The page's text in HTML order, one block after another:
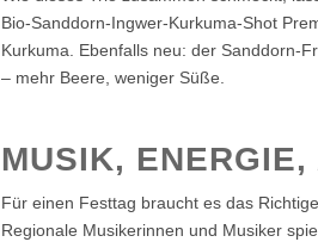
Bio-Sanddorn-Ingwer-Kurkuma-Shot
Kurkuma. Ebenfalls neu: der Sanddorn-
– mehr Beere, weniger Süße.
MUSIK,
Für einen Festtag braucht es das
Regionale Musikerinnen und Musiker